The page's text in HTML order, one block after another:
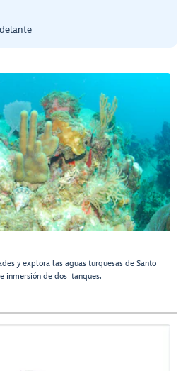
y explora las aguas turquesas de Santo
inmersión de dos tanques.